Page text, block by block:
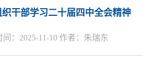
织干部学习二十届四中全会精神
间：2025-11-10 作者：朱瑞东